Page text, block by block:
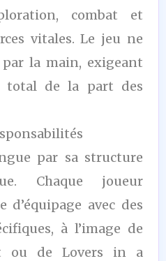
combat et
vitales. Le jeu ne
la main, exigeant
total de la part des
par sa structure
Chaque joueur
avec des
à l’image de
ou de Lovers in a